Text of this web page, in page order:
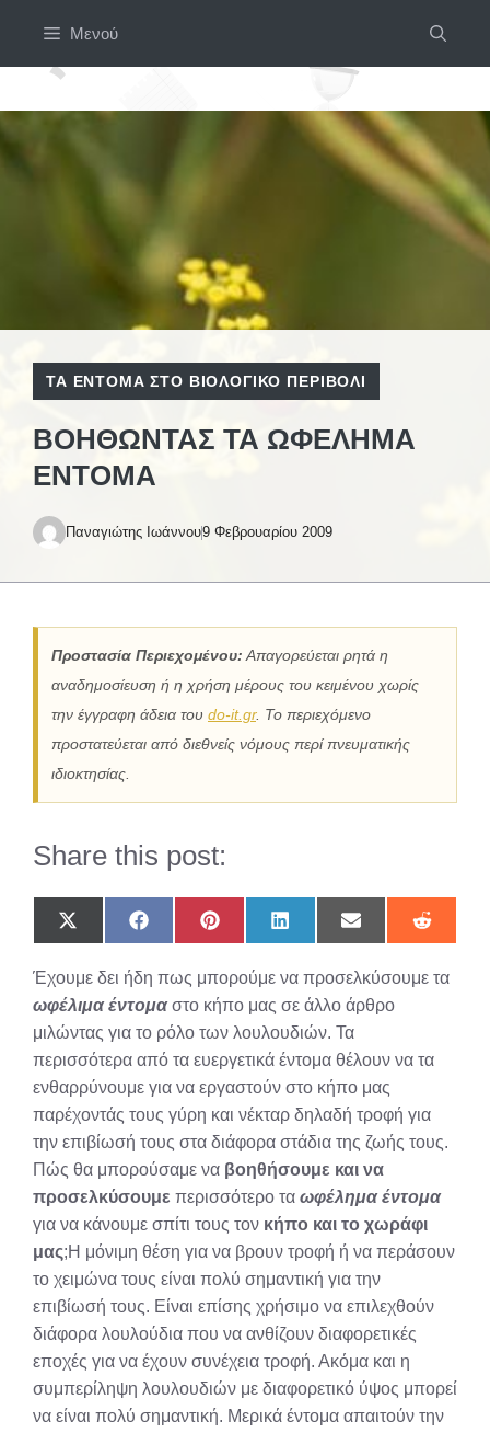
περιεχόμενο
Μενού
ΤΑ ΈΝΤΟΜΑ ΣΤΟ ΒΙΟΛΟΓΙΚΌ ΠΕΡΙΒΌΛΙ
ΒΟΗΘΏΝΤΑΣ ΤΑ ΩΦΈΛΗΜΑ
ΈΝΤΟΜΑ
Παναγιώτης Ιωάννου9 Φεβρουαρίου 2009
Προστασία Περιεχομένου: Απαγορεύεται ρητά η
αναδημοσίευση ή η χρήση μέρους του κειμένου χωρίς
την έγγραφη άδεια του do-it.gr. Το περιεχόμενο
προστατεύεται από διεθνείς νόμους περί πνευματικής
ιδιοκτησίας.
Share this post:
Share
on
(Twitter)
Share
on
Share
on
Share
on
Share
on
Share
on
Έχουμε δει ήδη πως μπορούμε να προσελκύσουμε τα
ωφέλιμα έντομαστο κήπο μας σε άλλο άρθρο
μιλώντας για το ρόλο των λουλουδιών. Τα
περισσότερα από τα ευεργετικά έντομα θέλουν να τα
ενθαρρύνουμε για να εργαστούν στο κήπο μας
παρέχοντάς τους γύρη και νέκταρ δηλαδή τροφή για
την επιβίωσή τους στα διάφορα στάδια της ζωής τους.
Πώς θα μπορούσαμε να βοηθήσουμε και να
προσελκύσουμε περισσότερο τα ωφέλημα έντομα
για να κάνουμε σπίτι τους τον κήπο και το χωράφι
μας;Η μόνιμη θέση για να βρουν τροφή ή να περάσουν
το χειμώνα τους είναι πολύ σημαντική για την
επιβίωσή τους. Είναι επίσης χρήσιμο να επιλεχθούν
διάφορα λουλούδια που να ανθίζουν διαφορετικές
εποχές για να έχουν συνέχεια τροφή. Ακόμα και η
συμπερίληψη λουλουδιών με διαφορετικό ύψος μπορεί
να είναι πολύ σημαντική. Μερικά έντομα απαιτούν την